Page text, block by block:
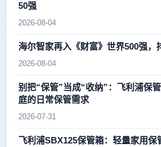
50强
2026-08-04
海尔智家再入《财富》世界500强，
2026-08-04
别把“保管”当成“收纳”：飞利浦保
庭的日常保管需求
2026-07-31
飞利浦SBX125保管箱：轻量家用保